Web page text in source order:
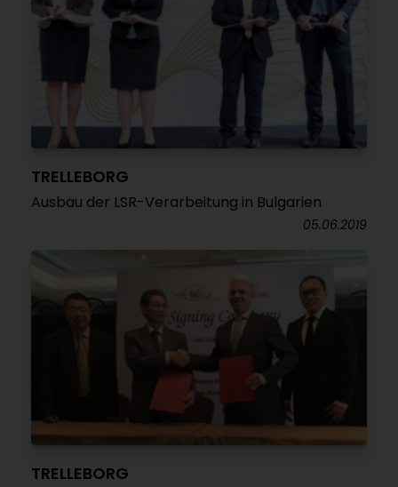
TRELLEBORG
Ausbau der LSR-Verarbeitung in Bulgarien
05.06.2019
TRELLEBORG